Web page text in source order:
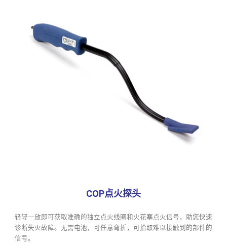
COP点火探头
轻轻一放即可获取准确的独立点火线圈和火花塞点火信号，助您快速
诊断失火故障。无需电池，可任意弯折，可拾取难以接触到的部件的
信号。